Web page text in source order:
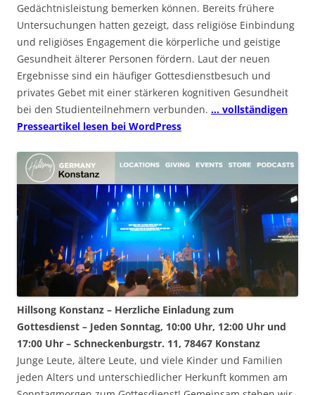
Gedächtnisleistung bemerken können. Bereits frühere
Untersuchungen hatten gezeigt, dass religiöse Einbindung
und religiöses Engagement die körperliche und geistige
Gesundheit älterer Personen fördern. Laut der neuen
Ergebnisse sind ein häufiger Gottesdienstbesuch und
privates Gebet mit einer stärkeren kognitiven Gesundheit
bei den Studienteilnehmern verbunden. … vollständigen
Presseartikel lesen bei WordPress
Hillsong Konstanz – Herzliche Einladung zum
Gottesdienst – Jeden Sonntag, 10:00 Uhr, 12:00 Uhr und
17:00 Uhr – Schneckenburgstr. 11, 78467 Konstanz
Junge Leute, ältere Leute, und viele Kinder und Familien
jeden Alters und unterschiedlicher Herkunft kommen am